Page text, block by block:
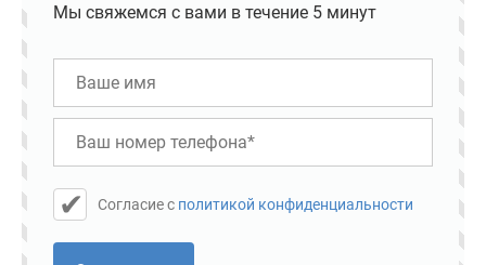
Мы свяжемся с вами в течение 5 минут
Cогласие с политикой конфиденциальности